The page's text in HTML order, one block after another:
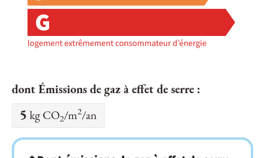
dont Émissions de gaz à effet de serre :
5 kg CO2/m2/an